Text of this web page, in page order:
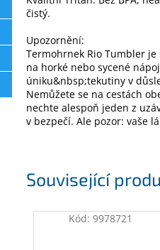
Související
Kód:9978721
čistý.
Upozornění:
Termohrnek Rio Tumbler
na horké nebo sycené
úniku&nbsp;tekutiny v
Nemůžete se na cestách
nechte alespoň jeden z
v bezpečí. Ale pozor: vaše